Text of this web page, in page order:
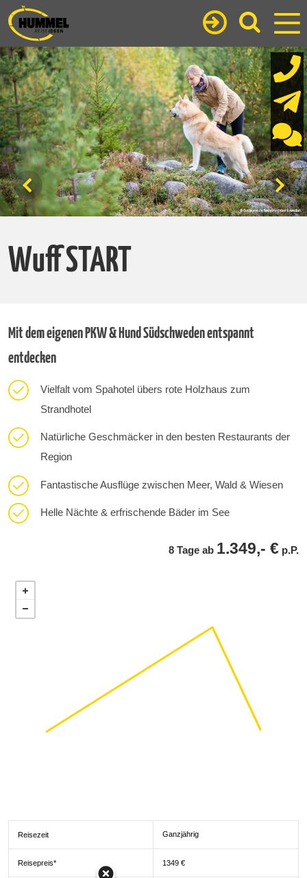
Wuff START
Mit dem eigenen PKW & Hund Südschweden entspannt
entdecken
Vielfalt vom Spahotel übers rote Holzhaus zum
Strandhotel
Natürliche Geschmäcker in den besten Restaurants der
Region
Fantastische Ausflüge zwischen Meer, Wald & Wiesen
Helle Nächte & erfrischende Bäder im See
8 Tage ab 1.349,- €p.P.
Reisezeit Ganzjährig
Reisepreis* 1349 €